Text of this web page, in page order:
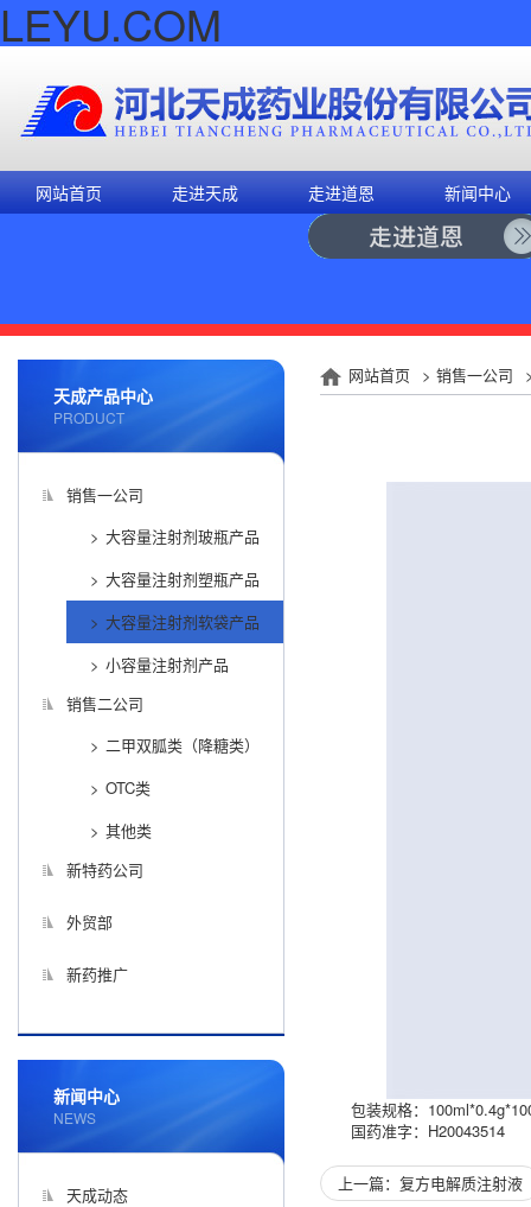
LEYU.COM
网站首页 走进天成 走进道恩 新闻中心
天成产品中心
PRODUCT
销售一公司
大容量注射剂玻瓶产品
大容量注射剂塑瓶产品
大容量注射剂软袋产品
小容量注射剂产品
销售二公司
二甲双胍类（降糖类）
OTC类
其他类
新特药公司
外贸部
新药推广
新闻中心
NEWS
天成动态
网站首页 > 销售一公司
包装规格：
国药准字：H20043514
上一篇：复方电解质注射液